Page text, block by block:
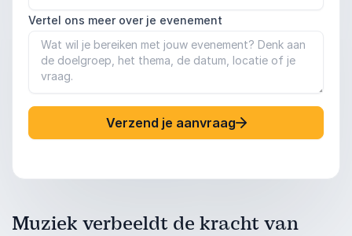
Vertel ons meer over je evenement
Verzend je aanvraag
Muziek verbeeldt de kracht van